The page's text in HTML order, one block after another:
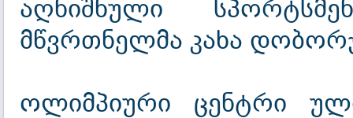
აღნიშნული
მწვრთნელმა კახა
ოლიმპიური ცენტრი